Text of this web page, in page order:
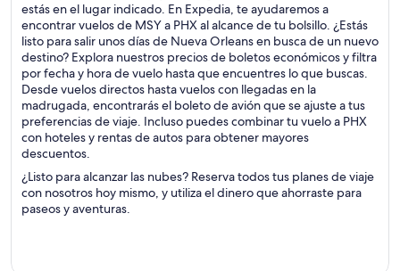
estás en el lugar indicado. En Expedia, te ayudaremos a
encontrar vuelos de MSY a PHX al alcance de tu bolsillo. ¿Estás
listo para salir unos días de Nueva Orleans en busca de un nuevo
destino? Explora nuestros precios de boletos económicos y filtra
por fecha y hora de vuelo hasta que encuentres lo que buscas.
Desde vuelos directos hasta vuelos con llegadas en la
madrugada, encontrarás el boleto de avión que se ajuste a tus
preferencias de viaje. Incluso puedes combinar tu vuelo a PHX
con hoteles y rentas de autos para obtener mayores
descuentos.
¿Listo para alcanzar las nubes? Reserva todos tus planes de viaje
con nosotros hoy mismo, y utiliza el dinero que ahorraste para
paseos y aventuras.